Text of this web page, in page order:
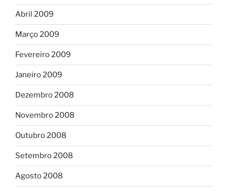
Abril 2009
Março 2009
Fevereiro 2009
Janeiro 2009
Dezembro 2008
Novembro 2008
Outubro 2008
Setembro 2008
Agosto 2008